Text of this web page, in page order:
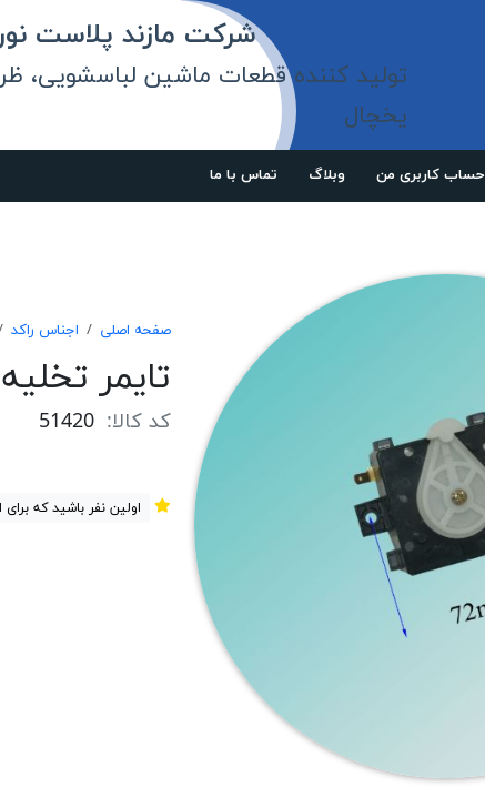
پلاست
شرکت مازند پلاست
تولید کننده قطعات ماشین لباسشویی،
یخچال
حساب کاربری من وبلاگ تماس با ما
صفحه اصلی اجناس راکد
تايمر تخليه 2 فيش راكد
کد کالا: 51420
اولین نفر باشید که